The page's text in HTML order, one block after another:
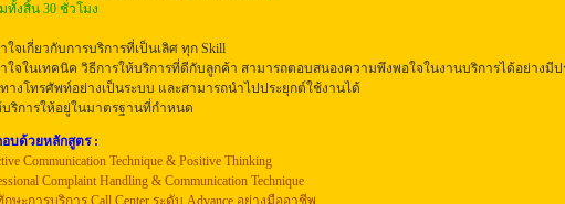
ทั้งสิ้น 30 ชั่วโมง
ใจเกี่ยวกับการบริการที่เป็นเลิศ ทุก Skill
ใจในเทคนิค วิธีการให้บริการที่ดีกับลูกค้า สามารถตอบสนองความพึงพอใจในงานบริการได้อย่างมี
างโทรศัพท์อย่างเป็นระบบ และสามารถนำไปประยุกต์ใช้งานได้
ริการให้อยู่ในมาตรฐานที่กำหนด
อบด้วยหลักสูตร :
Communication Technique & Positive Thinking
Complaint Handling & Communication Technique
กษะการบริการ Call Center ระดับ Advance อย่างมืออาชีพ